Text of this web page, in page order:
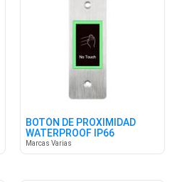
BOTÓN DE PROXIMIDAD
WATERPROOF IP66
Marcas Varias